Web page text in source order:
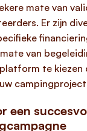
mate van
Er zijn
van
te kiezen
een